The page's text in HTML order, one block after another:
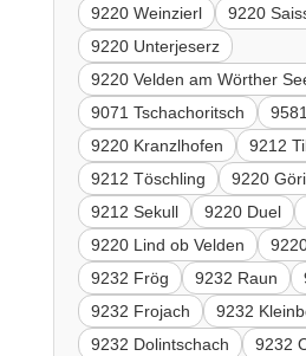
9220 Weinzierl
9220
9220 Unterjeserz
9220 Velden am Wörther
9071 Tschachoritsch
9220 Kranzlhofen
9212
9212 Töschling
9220
9212 Sekull
9220 Duel
9220 Lind ob Velden
9232 Frög
9232 Raun
9232 Frojach
9232
9232 Dolintschach
9232